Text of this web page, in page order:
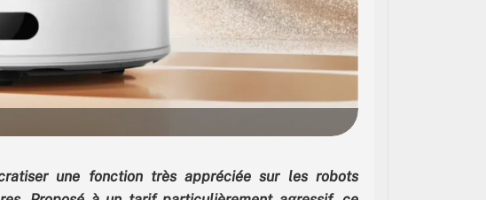
une fonction très appréciée sur les robots